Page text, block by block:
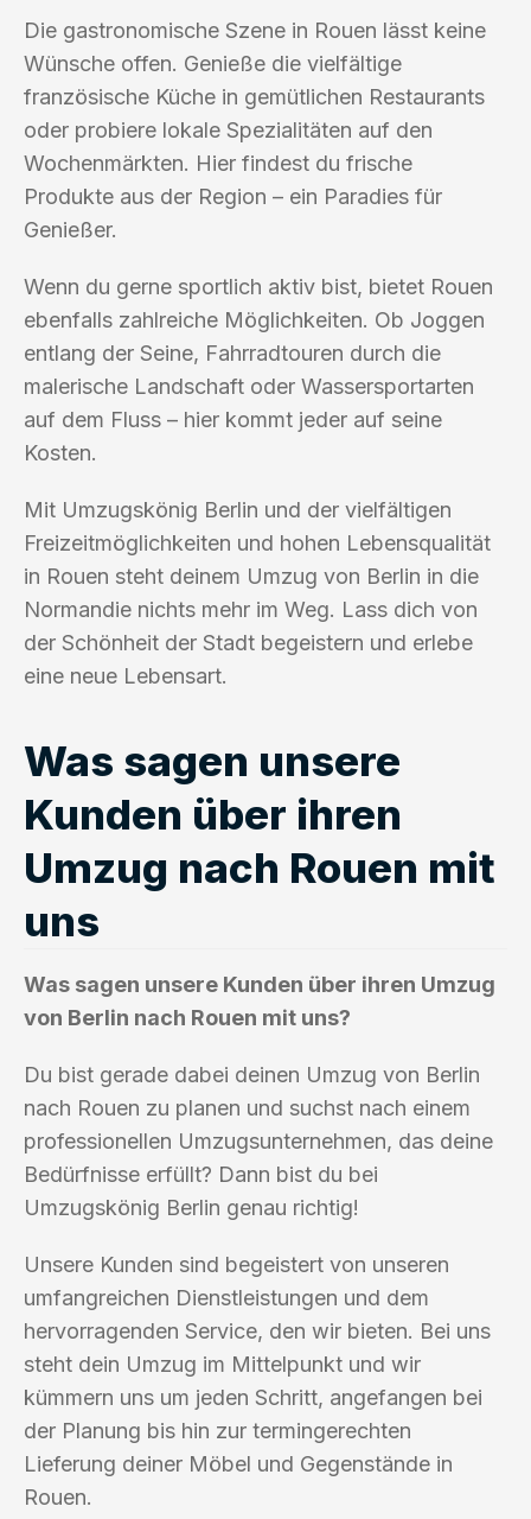
Die gastronomische Szene in Rouen lässt keine
Wünsche offen. Genieße die vielfältige
französische Küche in gemütlichen Restaurants
oder probiere lokale Spezialitäten auf den
Wochenmärkten. Hier findest du frische
Produkte aus der Region – ein Paradies für
Genießer.
Wenn du gerne sportlich aktiv bist, bietet Rouen
ebenfalls zahlreiche Möglichkeiten. Ob Joggen
entlang der Seine, Fahrradtouren durch die
malerische Landschaft oder Wassersportarten
auf dem Fluss – hier kommt jeder auf seine
Kosten.
Mit Umzugskönig Berlin und der vielfältigen
Freizeitmöglichkeiten und hohen Lebensqualität
in Rouen steht deinem Umzug von Berlin in die
Normandie nichts mehr im Weg. Lass dich von
der Schönheit der Stadt begeistern und erlebe
eine neue Lebensart.
Was sagen unsere
Kunden über ihren
Umzug nach Rouen mit
uns
Was sagen unsere Kunden über ihren Umzug
von Berlin nach Rouen mit uns?
Du bist gerade dabei deinen Umzug von Berlin
nach Rouen zu planen und suchst nach einem
professionellen Umzugsunternehmen, das deine
Bedürfnisse erfüllt? Dann bist du bei
Umzugskönig Berlin genau richtig!
Unsere Kunden sind begeistert von unseren
umfangreichen Dienstleistungen und dem
hervorragenden Service, den wir bieten. Bei uns
steht dein Umzug im Mittelpunkt und wir
kümmern uns um jeden Schritt, angefangen bei
der Planung bis hin zur termingerechten
Lieferung deiner Möbel und Gegenstände in
Rouen.